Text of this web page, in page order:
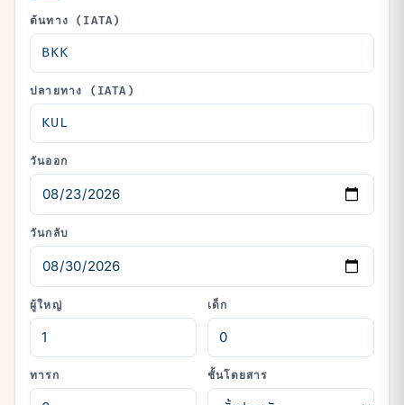
ต้นทาง (IATA)
ปลายทาง (IATA)
วันออก
วันกลับ
ผู้ใหญ่ เด็ก
ทารก ชั้นโดยสาร